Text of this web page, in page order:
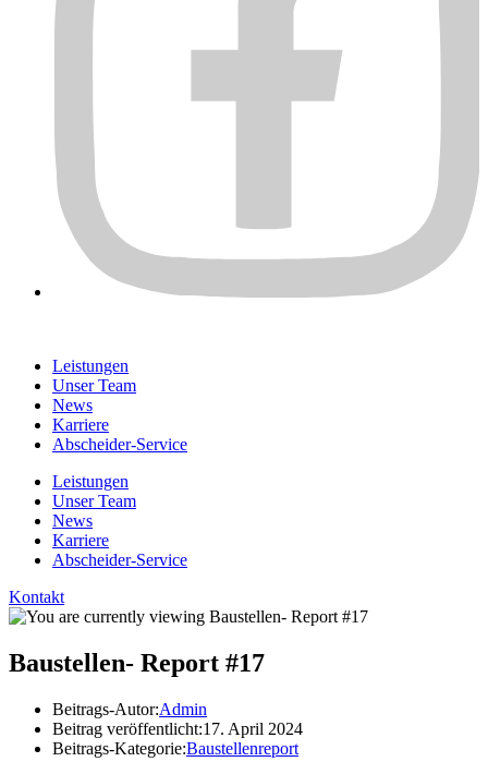
Leistungen
Unser Team
News
Karriere
Abscheider-Service
Leistungen
Unser Team
News
Karriere
Abscheider-Service
Kontakt
Baustellen- Report #17
Beitrags-Autor:Admin
Beitrag veröffentlicht:17. April 2024
Beitrags-Kategorie:Baustellenreport